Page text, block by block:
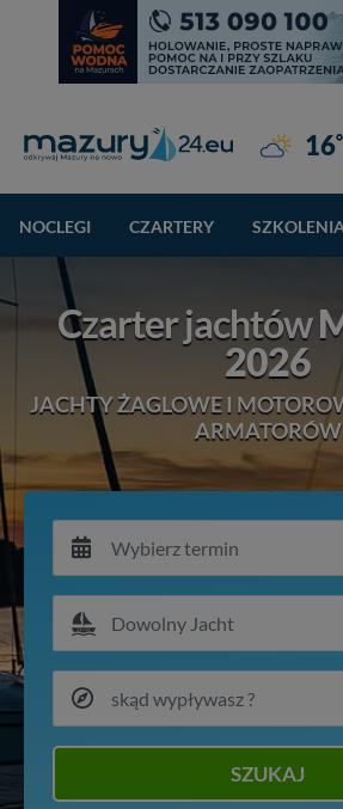
16°
NOCLEGI CZARTERY
Czarter jachtów
2026
JACHTY ŻAGLOWE I
ARMATORÓW
SZUKAJ